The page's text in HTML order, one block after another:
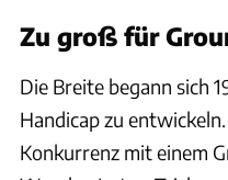
Zu groß für
Die Breite begann sich
Handicap zu
Konkurrenz mit einem